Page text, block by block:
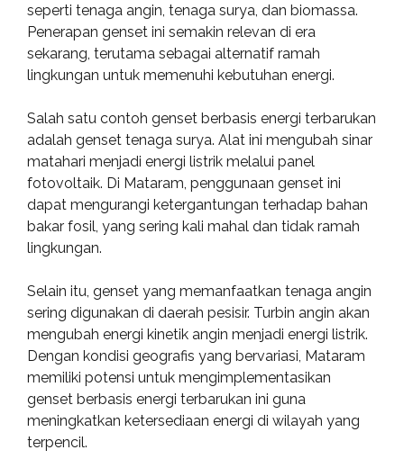
seperti tenaga angin, tenaga surya, dan biomassa.
Penerapan genset ini semakin relevan di era
sekarang, terutama sebagai alternatif ramah
lingkungan untuk memenuhi kebutuhan energi.
Salah satu contoh genset berbasis energi terbarukan
adalah genset tenaga surya. Alat ini mengubah sinar
matahari menjadi energi listrik melalui panel
fotovoltaik. Di Mataram, penggunaan genset ini
dapat mengurangi ketergantungan terhadap bahan
bakar fosil, yang sering kali mahal dan tidak ramah
lingkungan.
Selain itu, genset yang memanfaatkan tenaga angin
sering digunakan di daerah pesisir. Turbin angin akan
mengubah energi kinetik angin menjadi energi listrik.
Dengan kondisi geografis yang bervariasi, Mataram
memiliki potensi untuk mengimplementasikan
genset berbasis energi terbarukan ini guna
meningkatkan ketersediaan energi di wilayah yang
terpencil.